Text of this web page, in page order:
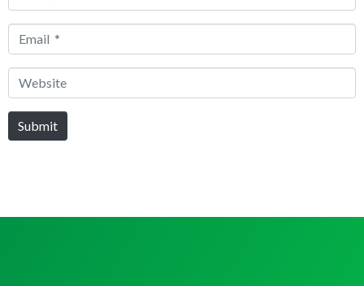
Email
Website
Submit